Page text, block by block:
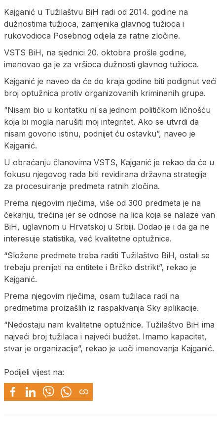
Kajganić u Tužilaštvu BiH radi od 2014. godine na
dužnostima tužioca, zamjenika glavnog tužioca i
rukovodioca Posebnog odjela za ratne zločine.
VSTS BiH, na sjednici 20. oktobra prošle godine,
imenovao ga je za vršioca dužnosti glavnog tužioca.
Kajganić je naveo da će do kraja godine biti podignut veći
broj optužnica protiv organizovanih kriminanih grupa.
“Nisam bio u kontatku ni sa jednom političkom ličnošću
koja bi mogla narušiti moj integritet. Ako se utvrdi da
nisam govorio istinu, podnijet ću ostavku”, naveo je
Kajganić.
U obraćanju članovima VSTS, Kajganić je rekao da će u
fokusu njegovog rada biti revidirana državna strategija
za procesuiranje predmeta ratnih zločina.
Prema njegovim riječima, više od 300 predmeta je na
čekanju, trećina jer se odnose na lica koja se nalaze van
BiH, uglavnom u Hrvatskoj u Srbiji. Dodao je i da ga ne
interesuje statistika, već kvalitetne optužnice.
“Složene predmete treba raditi Tužilaštvo BiH, ostali se
trebaju prenijeti na entitete i Brčko distrikt”, rekao je
Kajganić.
Prema njegovim riječima, osam tužilaca radi na
predmetima proizašlih iz raspakivanja Sky aplikacije.
“Nedostaju nam kvalitetne optužnice. Tužilaštvo BiH ima
najveći broj tužilaca i najveći budžet. Imamo kapacitet,
stvar je organizacije”, rekao je uoči imenovanja Kajganić.
Podijeli vijest na: